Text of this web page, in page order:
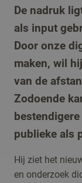
De nadruk
als input
Door onze
maken, wil
van de
Zodoende
publieke als
Hij ziet het
en onderzoek